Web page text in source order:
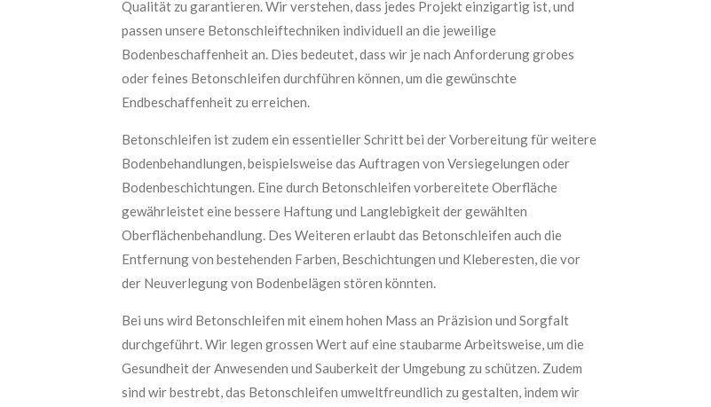
Qualität zu garantieren. Wir verstehen, dass jedes Projekt einzigartig ist, und
passen unsere Betonschleiftechniken individuell an die jeweilige
Bodenbeschaffenheit an. Dies bedeutet, dass wir je nach Anforderung grobes
oder feines Betonschleifen durchführen können, um die gewünschte
Endbeschaffenheit zu erreichen.
Betonschleifen ist zudem ein essentieller Schritt bei der Vorbereitung für weitere
Bodenbehandlungen, beispielsweise das Auftragen von Versiegelungen oder
Bodenbeschichtungen. Eine durch Betonschleifen vorbereitete Oberfläche
gewährleistet eine bessere Haftung und Langlebigkeit der gewählten
Oberflächenbehandlung. Des Weiteren erlaubt das Betonschleifen auch die
Entfernung von bestehenden Farben, Beschichtungen und Kleberesten, die vor
der Neuverlegung von Bodenbelägen stören könnten.
Bei uns wird Betonschleifen mit einem hohen Mass an Präzision und Sorgfalt
durchgeführt. Wir legen grossen Wert auf eine staubarme Arbeitsweise, um die
Gesundheit der Anwesenden und Sauberkeit der Umgebung zu schützen. Zudem
sind wir bestrebt, das Betonschleifen umweltfreundlich zu gestalten, indem wir